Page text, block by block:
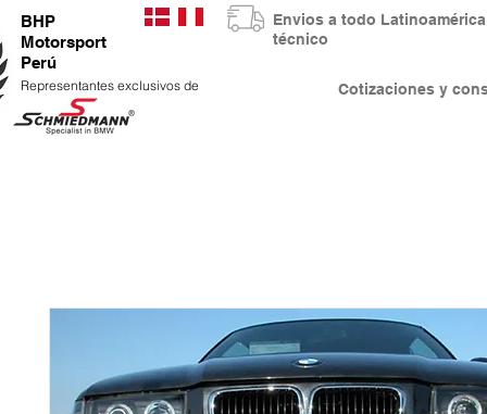
BHP
Motorsport
Perú
Representantes exclusivos de Cotizaciones y
Envios a todo
técnico